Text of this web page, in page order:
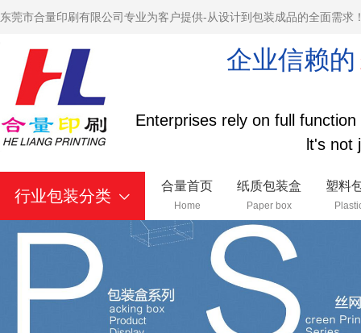
东莞市合量印刷有限公司专业为客户提供-从设计到包装成品的全面需求
企业信赖的
Enterprises rely on full
lt's not
行业包装分类
合量首页
Home
纸质包装盒
Paper box
塑料